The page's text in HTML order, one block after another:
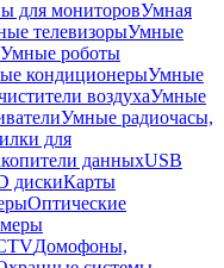
для мониторовУмная
телевизорыУмные
Умные роботы
кондиционерыУмные
воздухаУмные
Умные радиочасы,
для
данныхUSB
дискиКарты
Оптические
Домофоны,